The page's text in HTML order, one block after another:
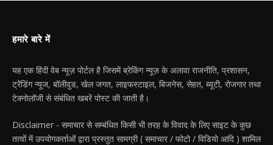
हमारे बारे में
यह एक हिंदी वेब न्यूज़ पोर्टल है जिसमें ब्रेकिंग न्यूज़ के अलावा राजनीति, प्रशासन,
ट्रेंडिंग न्यूज, बॉलीवुड, खेल जगत, लाइफस्टाइल, बिजनेस, सेहत, ब्यूटी, रोजगार तथा
टेक्नोलॉजी से संबंधित खबरें पोस्ट की जाती है।
Disclaimer - समाचार से सम्बंधित किसी भी तरह के विवाद के लिए साइट के कुछ
तत्वों में उपयोगकर्ताओं द्वारा प्रस्तुत सामग्री ( समाचार / फोटो / विडियो आदि ) शामिल